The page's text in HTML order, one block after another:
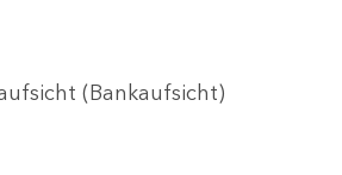
(Bankaufsicht)